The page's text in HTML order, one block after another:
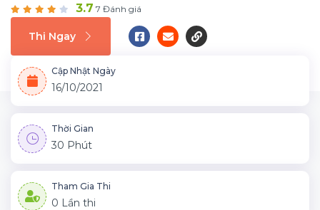
3.7 7 Đánh giá
Thi Ngay
Cập Nhật Ngày
16/10/2021
Thời Gian
30 Phút
Tham Gia Thi
0 Lần thi